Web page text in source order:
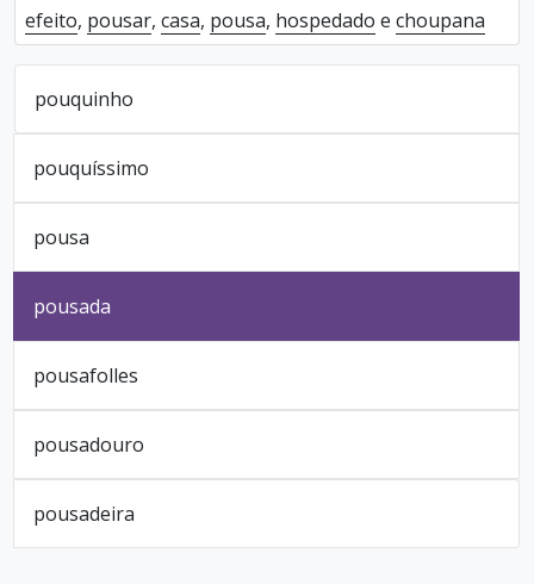
efeito, pousar, casa, pousa, hospedado e choupana
pouquinho
pouquíssimo
pousa
pousada
pousafolles
pousadouro
pousadeira